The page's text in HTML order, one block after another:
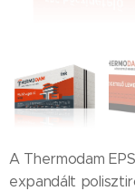
A Thermodam
expandált